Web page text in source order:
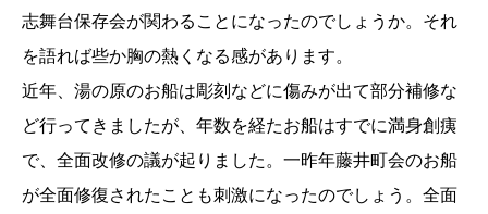
志舞台保存会が関わることになったのでしょうか。それ
を語れば些か胸の熱くなる感があります。
近年、湯の原のお船は彫刻などに傷みが出て部分補修な
ど行ってきましたが、年数を経たお船はすでに満身創痍
で、全面改修の議が起りました。一昨年藤井町会のお船
が全面修復されたことも刺激になったのでしょう。全面